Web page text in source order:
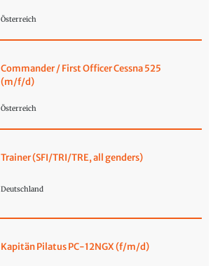
Österreich
Commander / First Officer Cessna 525
(m/f/d)
Österreich
Trainer (SFI/TRI/TRE, all genders)
Deutschland
Kapitän Pilatus PC-12NGX (f/m/d)